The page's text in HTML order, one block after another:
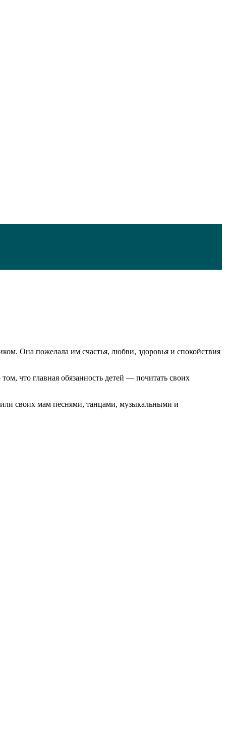
Она пожелала им счастья, любви, здоровья и спокойствия
что главная обязанность детей — почитать своих
своих мам песнями, танцами, музыкальными и